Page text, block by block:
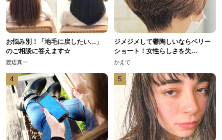
お悩み別！「地毛に戻したい…」
のご相談に答えます☆
渡辺真一
ジメジメして鬱陶しいならベリー
ショート！女性らしさを失...
かえで
4 5